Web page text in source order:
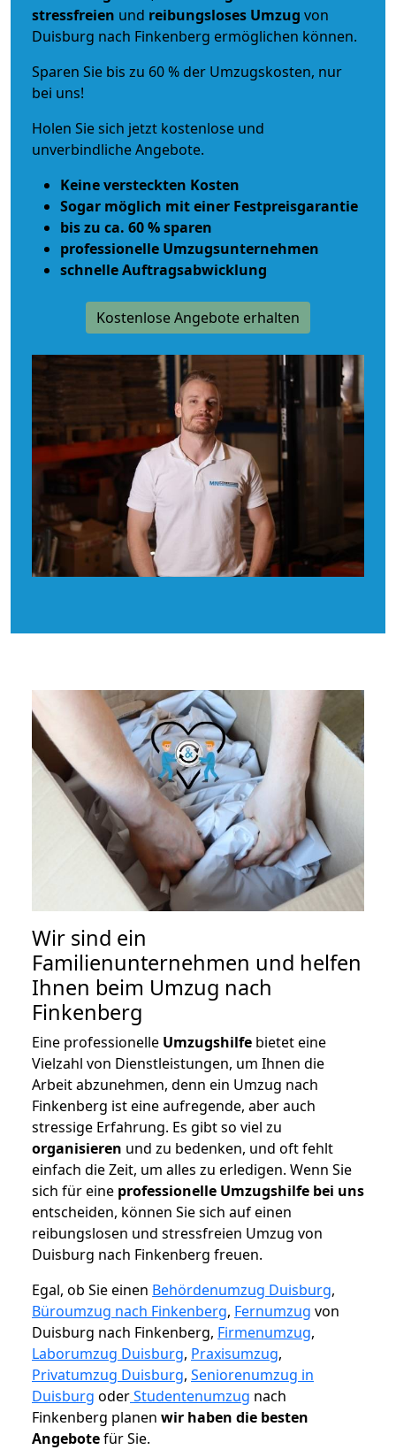
stressfreien und reibungsloses Umzug von
Duisburg nach Finkenberg ermöglichen können.
Sparen Sie bis zu 60 % der Umzugskosten, nur
bei uns!
Holen Sie sich jetzt kostenlose und
unverbindliche Angebote.
Keine versteckten Kosten
Sogar möglich mit einer Festpreisgarantie
bis zu ca. 60 % sparen
professionelle Umzugsunternehmen
schnelle Auftragsabwicklung
Kostenlose Angebote erhalten
Wir sind ein
Familienunternehmen und helfen
Ihnen beim Umzug nach
Finkenberg
Eine professionelle Umzugshilfe bietet eine
Vielzahl von Dienstleistungen, um Ihnen die
Arbeit abzunehmen, denn ein Umzug nach
Finkenberg ist eine aufregende, aber auch
stressige Erfahrung. Es gibt so viel zu
organisieren und zu bedenken, und oft fehlt
einfach die Zeit, um alles zu erledigen. Wenn Sie
sich für eine professionelle Umzugshilfe bei uns
entscheiden, können Sie sich auf einen
reibungslosen und stressfreien Umzug von
Duisburg nach Finkenberg freuen.
Egal, ob Sie einen Behördenumzug Duisburg,
Büroumzug nach Finkenberg, Fernumzug von
Duisburg nach Finkenberg, Firmenumzug,
Laborumzug Duisburg, Praxisumzug,
Privatumzug Duisburg, Seniorenumzug in
Duisburg oderStudentenumzug nach
Finkenberg planen wir haben die besten
Angebotefür Sie.